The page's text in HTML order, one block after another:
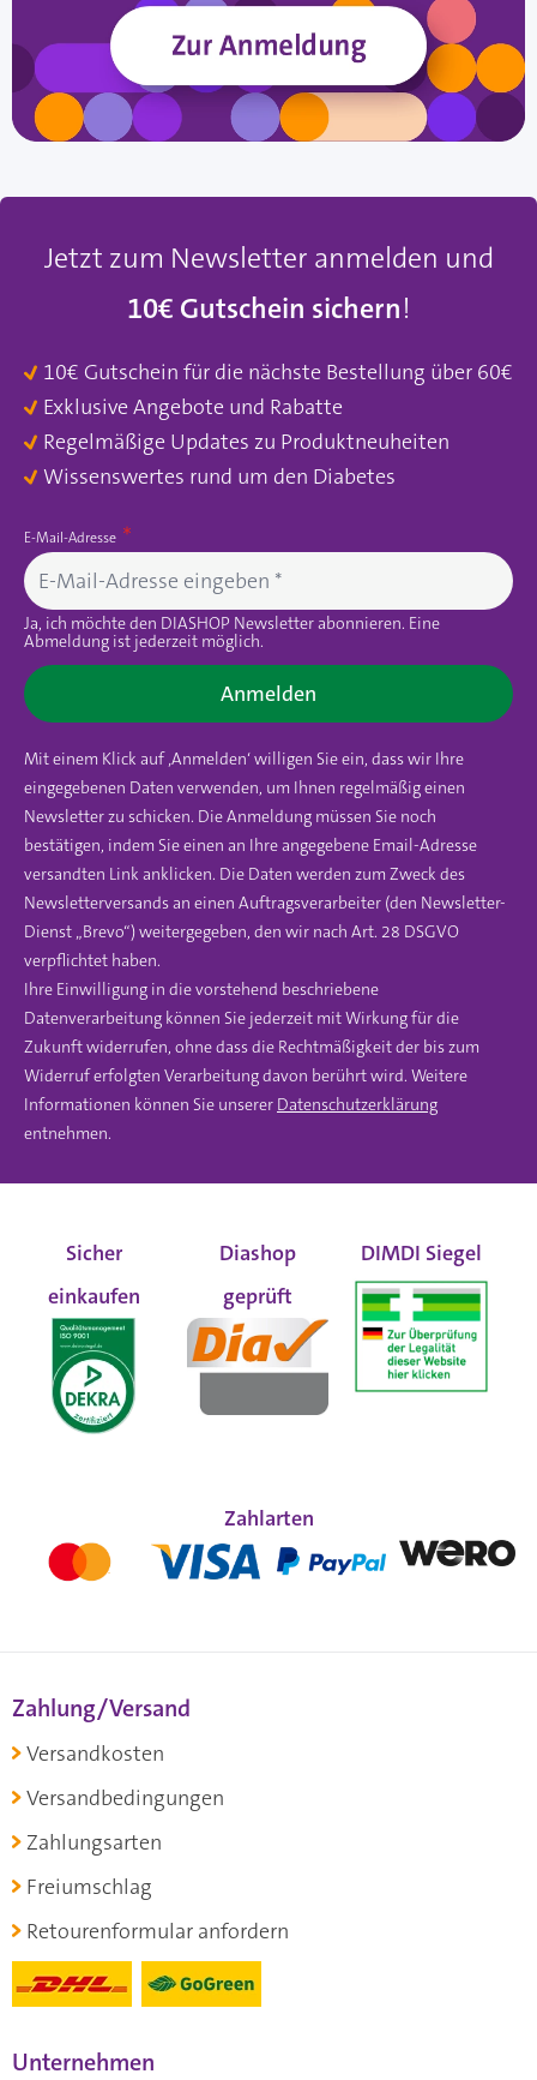
Jetzt zum Newsletter anmelden und
10€ Gutschein sichern!
10€ Gutschein für die nächste Bestellung über 60€
Exklusive Angebote und Rabatte
Regelmäßige Updates zu Produktneuheiten
Wissenswertes rund um den Diabetes
E-Mail-Adresse
Ja, ich möchte den DIASHOP Newsletter abonnieren. Eine
Abmeldung ist jederzeit möglich.
Anmelden
Mit einem Klick auf ‚Anmelden‘ willigen Sie ein, dass wir Ihre
eingegebenen Daten verwenden, um Ihnen regelmäßig einen
Newsletter zu schicken. Die Anmeldung müssen Sie noch
bestätigen, indem Sie einen an Ihre angegebene Email-Adresse
versandten Link anklicken. Die Daten werden zum Zweck des
Newsletterversands an einen Auftragsverarbeiter (den Newsletter-
Dienst „Brevo“) weitergegeben, den wir nach Art. 28 DSGVO
verpflichtet haben.
Ihre Einwilligung in die vorstehend beschriebene
Datenverarbeitung können Sie jederzeit mit Wirkung für die
Zukunft widerrufen, ohne dass die Rechtmäßigkeit der bis zum
Widerruf erfolgten Verarbeitung davon berührt wird. Weitere
Informationen können Sie unserer Datenschutzerklärung
entnehmen.
Sicher
einkaufen
Diashop
geprüft
DIMDI Siegel
Zahlarten
Zahlung/Versand
Versandkosten
Versandbedingungen
Zahlungsarten
Freiumschlag
Retourenformular anfordern
Unternehmen